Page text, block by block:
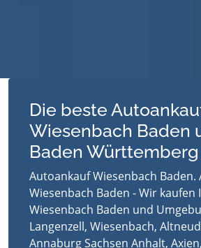
Die beste
Wiesenbach Baden
Baden Württemberg
Autoankauf Wiesenbach Baden.
Wiesenbach Baden - Wir kaufen
Wiesenbach Baden und
Langenzell, Wiesenbach,
Annaburg Sachsen Anhalt,